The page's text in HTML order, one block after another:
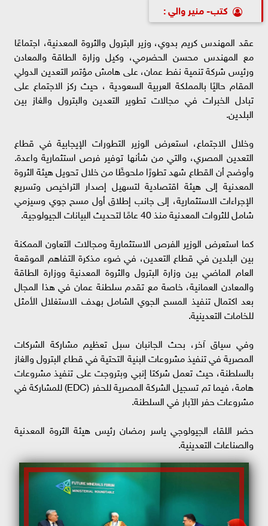
كتب- منير والي :
عقد المهندس كريم بدوي، وزير البترول والثروة المعدنية، اجتماعًا
مع المهندس محسن الحضرمي، وكيل وزارة الطاقة والمعادن
ورئيس شركة تنمية نفط عمان، على هامش مؤتمر التعدين الدولي
المقام حاليًا بالمملكة العربية السعودية ، حيث ركز الاجتماع على
تبادل الخبرات في مجالات تطوير التعدين والبترول والغاز بين
البلدين.
وخلال الاجتماع، استعرض الوزير التطورات الإيجابية في قطاع
التعدين المصري، والتي من شأنها توفير فرص استثمارية واعدة.
وأوضح أن القطاع شهد تطورًا ملحوظًا من خلال تحويل هيئة الثروة
المعدنية إلى هيئة اقتصادية لتسهيل إصدار التراخيص وتسريع
الإجراءات الاستثمارية، إلى جانب إطلاق أول مسح جوي وسيزمي
شامل للثروات المعدنية منذ 40 عامًا لتحديث البيانات الجيولوجية.
كما استعرض الوزير الفرص الاستثمارية ومجالات التعاون الممكنة
بين البلدين في قطاع التعدين، في ضوء مذكرة التفاهم الموقعة
العام الماضي بين وزارة البترول والثروة المعدنية ووزارة الطاقة
والمعادن العمانية، خاصة مع تقدم سلطنة عمان في هذا المجال
بعد اكتمال تنفيذ المسح الجوي الشامل بهدف الاستغلال الأمثل
للخامات التعدينية.
وفي سياق آخر، بحث الجانبان سبل تعظيم مشاركة الشركات
المصرية في تنفيذ مشروعات البنية التحتية في قطاع البترول والغاز
بالسلطنة، حيث تعمل شركتا إنبي وبتروجت على تنفيذ مشروعات
هامة، فيما تم تسجيل الشركة المصرية للحفر (EDC) للمشاركة في
مشروعات حفر الآبار في السلطنة.
حضر اللقاء الجيولوجي ياسر رمضان رئيس هيئة الثروة المعدنية
والصناعات التعدينية.